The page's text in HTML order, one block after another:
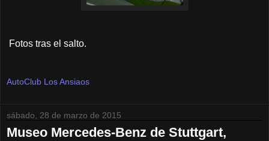
Fotos tras el salto.
AutoClub Los Ansiaos
sábado, 28 de marzo de 2015
Museo Mercedes-Benz de Stuttgart,